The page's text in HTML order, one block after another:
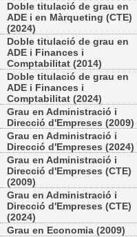
Doble titulació de grau en
ADE i en Màrqueting (CTE)
(2024)
Doble titulació de grau en
ADE i Finances i
Comptabilitat (2014)
Doble titulació de grau en
ADE i Finances i
Comptabilitat (2024)
Grau en Administració i
Direcció d'Empreses (2009)
Grau en Administració i
Direcció d'Empreses (2024)
Grau en Administració i
Direcció d'Empreses (CTE)
(2009)
Grau en Administració i
Direcció d'Empreses (CTE)
(2024)
Grau en Economia (2009)